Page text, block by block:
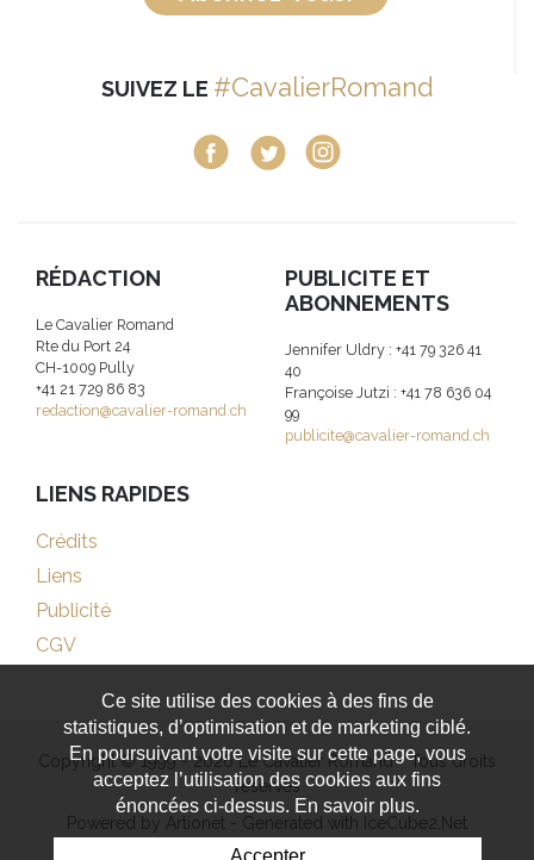
SUIVEZ LE #CavalierRomand
RÉDACTION
Le Cavalier Romand
Rte du Port 24
CH-1009 Pully
+41 21 729 86 83
redaction@cavalier-romand.ch
PUBLICITE ET
ABONNEMENTS
Jennifer Uldry : +41 79 326 41
40
Françoise Jutzi : +41 78 636 04
99
publicite@cavalier-romand.ch
LIENS RAPIDES
Crédits
Liens
Publicité
CGV
Copyright © 1999 - 2026 Le Cavalier Romand - Tous droits
réservés
Powered by Artionet - Generated with IceCube2.Net
Ce site utilise des cookies à des fins de
statistiques, d’optimisation et de marketing ciblé.
En poursuivant votre visite sur cette page, vous
acceptez l’utilisation des cookies aux fins
énoncées ci-dessus. En savoir plus.
Accepter